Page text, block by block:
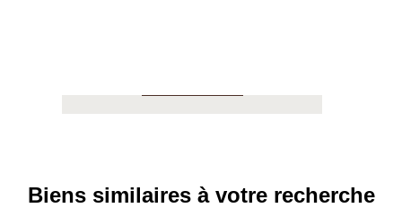
Biens similaires à votre recherche